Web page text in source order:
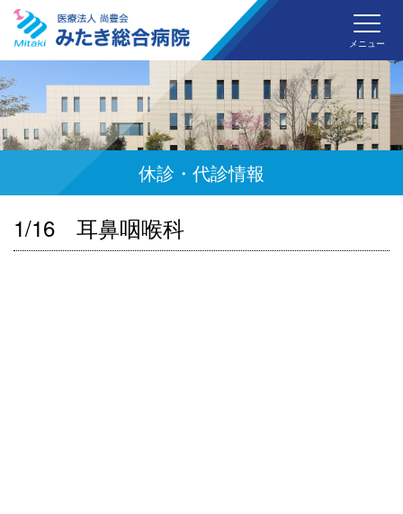
みた
メニュー
休診・代診情報
1/16 耳鼻咽喉科